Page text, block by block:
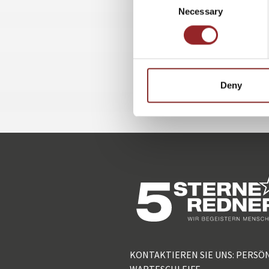
Necessary
Deny
KONTAKTIEREN SIE UNS: